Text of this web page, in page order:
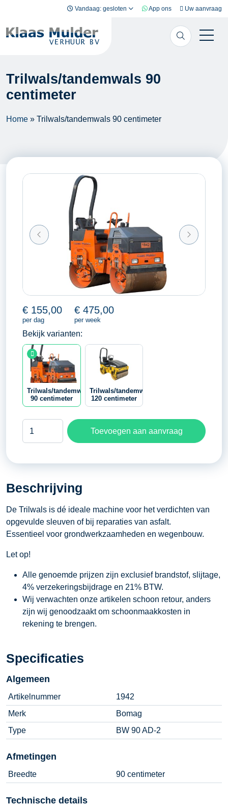
Vandaag: gesloten App ons Uw aanvraag
Trilwals/tandemwals 90
centimeter
Home » Trilwals/tandemwals 90 centimeter
€ 155,00
per dag
€ 475,00
per week
Bekijk varianten:
Trilwals/tandemwals
90 centimeter
Trilwals/tandemwals
120 centimeter
Trilwals/tandemwals
aantal
Toevoegen aan aanvraag
Beschrijving
De Trilwals is dé ideale machine voor het verdichten van
opgevulde sleuven of bij reparaties van asfalt.
Essentieel voor grondwerkzaamheden en wegenbouw.
Let op!
Alle genoemde prijzen zijn exclusief brandstof, slijtage,
4% verzekeringsbijdrage en 21% BTW.
Wij verwachten onze artikelen schoon retour, anders
zijn wij genoodzaakt om schoonmaakkosten in
rekening te brengen.
Specificaties
Algemeen
Artikelnummer
1942
Merk
Bomag
Type
BW 90 AD-2
Afmetingen
Breedte 90 centimeter
Technische details